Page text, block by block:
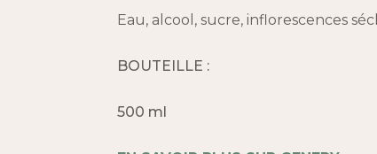
Eau, alcool, sucre, inflorescences
BOUTEILLE :
500 ml